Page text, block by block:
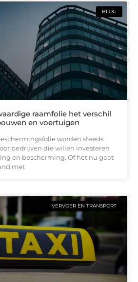
BLOG
raamfolie het verschil
en voertuigen
worden steeds
bedrijven die willen investeren
en bescherming. Of het nu gaat
met
VERVOER EN TRANSPORT